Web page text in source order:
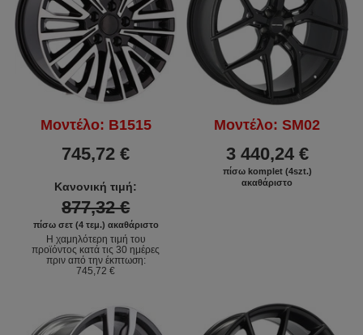
Μοντέλο: B1515
Κανονική τιμή:
877,32 €
745,72 €
πίσω σετ (4 τεμ.) ακαθάριστο
Η χαμηλότερη τιμή του
προϊόντος κατά τις 30 ημέρες
πριν από την έκπτωση:
745,72 €
Μοντέλο: SM02
3 440,24 €
πίσω komplet (4szt.)
ακαθάριστο